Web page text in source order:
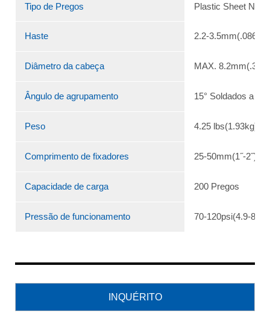
Tipo de Pregos Plastic Sheet Nails
Haste 2.2-3.5mm(.086˝-
Diâmetro da cabeça MAX.
Ângulo de agrupamento 15° Soldados a fio
Peso 4.25 lbs(1.93kg)
Comprimento de fixadores 25-50mm(1˝-2˝)
Capacidade de carga 200 Pregos
Pressão de funcionamento 70-120psi(4.9-
INQUÉRITO